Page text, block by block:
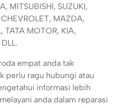
MITSUBISHI, SUZUKI,
MAZDA,
TATA MOTOR, KIA,
empat anda tak
perlu ragu hubungi atau
informasi lebih
anda dalam reparasi